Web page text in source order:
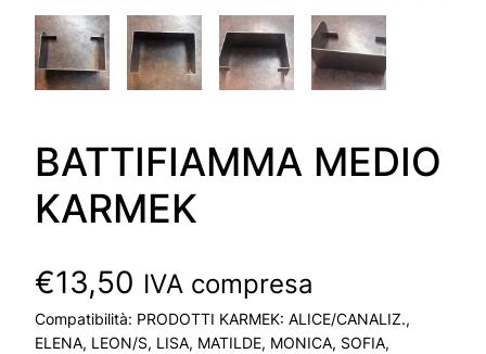
BATTIFIAMMA MEDIO
KARMEK
€13,50 IVA compresa
Compatibilità: PRODOTTI KARMEK: ALICE/CANALIZ.,
ELENA, LEON/S, LISA, MATILDE, MONICA, SOFIA,